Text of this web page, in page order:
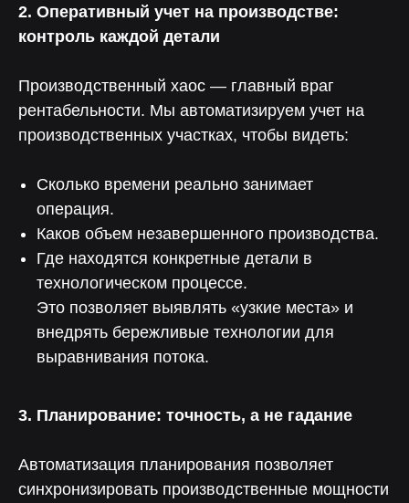
2. Оперативный учет на производстве:
контроль каждой детали
Производственный хаос — главный враг
рентабельности. Мы автоматизируем учет на
производственных участках, чтобы видеть:
Сколько времени реально занимает
операция.
Каков объем незавершенного производства.
Где находятся конкретные детали в
технологическом процессе.
Это позволяет выявлять «узкие места» и
внедрять бережливые технологии для
выравнивания потока.
3. Планирование: точность, а не гадание
Автоматизация планирования позволяет
синхронизировать производственные мощности
Больше выручки, меньше
70% 90%